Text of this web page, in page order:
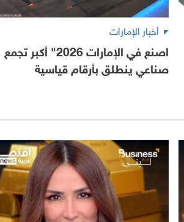
أخبار الإمارات
اصنع في الإمارات 2026" أكبر تجمع
صناعي ينطلق بأرقام قياسية